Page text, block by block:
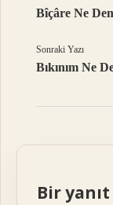
Bîçâre Ne
Sonraki Yazı
Bıkınım Ne
Bir yanıt